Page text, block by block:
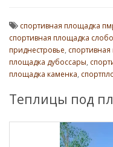
спортивная площадка
спортивная площадка
приднестровье,
площадка дубоссары,
площадка каменка,
Теплицы под